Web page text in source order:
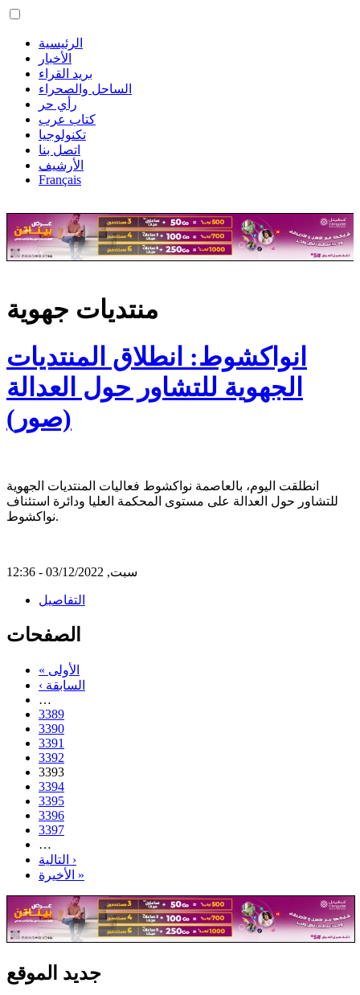
الرئيسية
الأخبار
بريد القراء
الساحل والصحراء
رأي حر
كتاب عرب
تكنولوجيا
اتصل بنا
الأرشيف
Français
منتديات جهوية
انواكشوط: انطلاق المنتديات
الجهوية للتشاور حول العدالة
(صور)
انطلقت اليوم، بالعاصمة نواكشوط فعاليات المنتديات الجهوية
للتشاور حول العدالة على مستوى المحكمة العليا ودائرة استئناف
نواكشوط.
سبت, 03/12/2022 - 12:36
التفاصيل
الصفحات
« الأولى
‹ السابقة
…
3389
3390
3391
3392
3393
3394
3395
3396
3397
…
التالية ›
الأخيرة »
جديد الموقع